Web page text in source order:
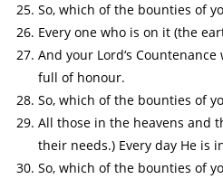
So, which of the bounties of
Every one who is on it (the
And your Lord‘s
full of honour.
So, which of the bounties of
All those in the heavens and
their needs.) Every day He is
So, which of the bounties of